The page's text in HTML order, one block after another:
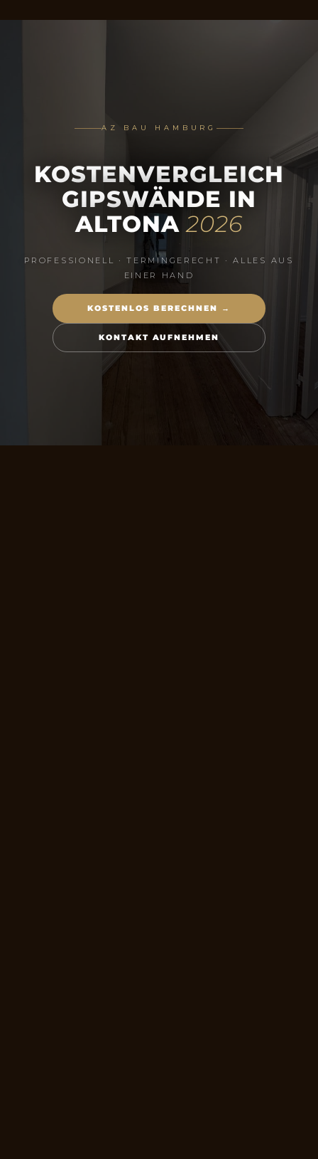
AZ BAU HAMBURG
KOSTENVERGLEICH
GIPSWÄNDE IN
ALTONA2026
PROFESSIONELL · TERMINGERECHT · ALLES AUS
EINER HAND
KOSTENLOS BERECHNEN →
KONTAKT AUFNEHMEN